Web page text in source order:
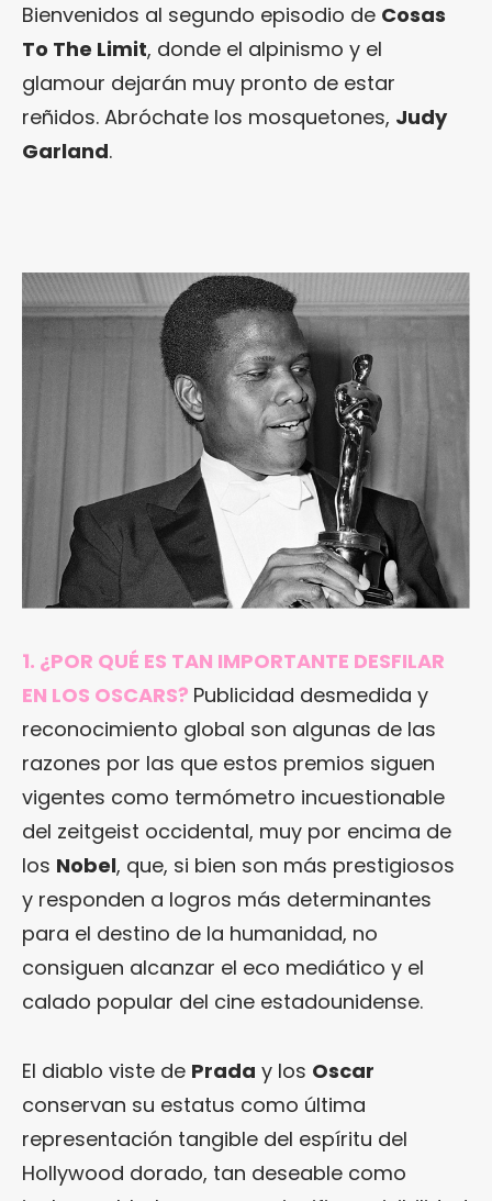
Bienvenidos al segundo episodio de Cosas
To The Limit, donde el alpinismo y el
glamour dejarán muy pronto de estar
reñidos. Abróchate los mosquetones, Judy
Garland.
1. ¿POR QUÉ ES TAN IMPORTANTE DESFILAR
EN LOS OSCARS? Publicidad desmedida y
reconocimiento global son algunas de las
razones por las que estos premios siguen
vigentes como termómetro incuestionable
del zeitgeist occidental, muy por encima de
los Nobel, que, si bien son más prestigiosos
y responden a logros más determinantes
para el destino de la humanidad, no
consiguen alcanzar el eco mediático y el
calado popular del cine estadounidense.
El diablo viste de Prada y los Oscar
conservan su estatus como última
representación tangible del espíritu del
Hollywood dorado, tan deseable como